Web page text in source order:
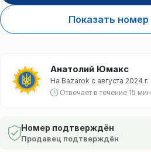
Показать номер
Анатолий Юмакс
На Bazarok с августа 2024 г.
Отвечает в течение 15 мин
Номер подтверждён
Продавец подтверждён